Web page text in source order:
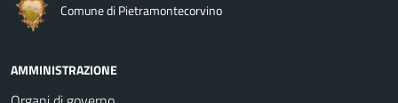
Comune di Pietramontecorvino
AMMINISTRAZIONE